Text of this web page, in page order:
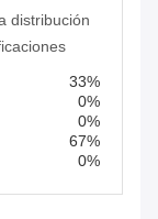
distribución
33%
0%
0%
67%
0%